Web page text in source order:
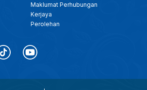
Maklumat Perhubungan
Kerjaya
Perolehan